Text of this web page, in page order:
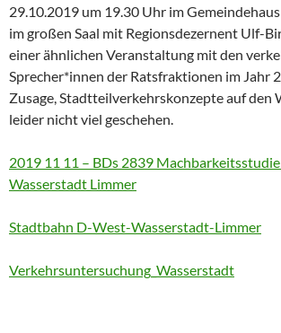
29.10.2019 um 19.30 Uhr im
im großen Saal mit Regionsdezernent Ulf-
einer ähnlichen Veranstaltung mit den
Sprecher*innen der Ratsfraktionen im Jahr
Zusage, Stadtteilverkehrskonzepte auf den
leider nicht viel geschehen.
2019 11 11 – BDs 2839
Wasserstadt Limmer
Stadtbahn D-West-Wasserstadt-Limmer
Verkehrsuntersuchung_Wasserstadt